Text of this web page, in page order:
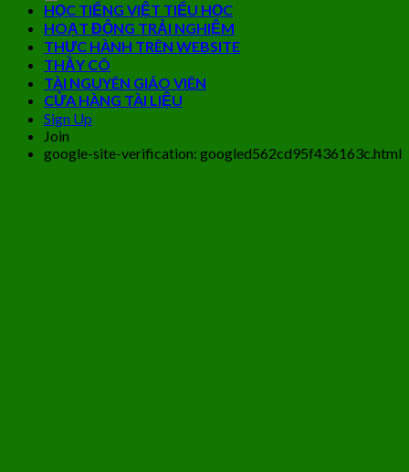
HỌC TIẾNG VIỆT TIỂU HỌC
HOẠT ĐỘNG TRẢI NGHIỆM
THỰC HÀNH TRÊN WEBSITE
THẦY CÔ
TÀI NGUYÊN GIÁO VIÊN
CỬA HÀNG TÀI LIỆU
Sign Up
Join
google-site-verification: googled562cd95f436163c.html